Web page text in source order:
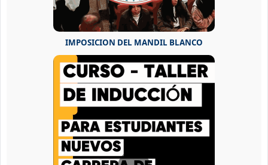
IMPOSICION DEL MANDIL BLANCO